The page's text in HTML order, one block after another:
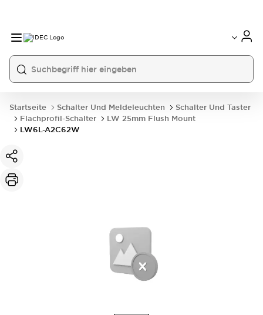
Startseite Schalter Und Meldeleuchten
Schalter Und Taster
Flachprofil-Schalter
LW 25mm Flush Mount
LW6L-A2C62W